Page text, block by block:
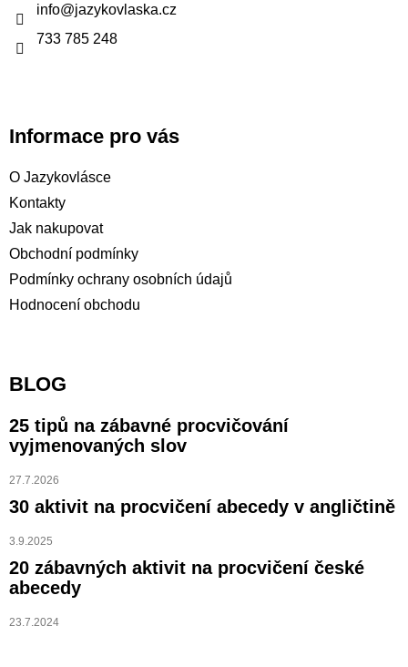
info@jazykovlaska.cz
733 785 248
Informace pro vás
O Jazykovlásce
Kontakty
Jak nakupovat
Obchodní podmínky
Podmínky ochrany osobních údajů
Hodnocení obchodu
BLOG
25 tipů na zábavné procvičování
vyjmenovaných slov
27.7.2026
30 aktivit na procvičení abecedy v angličtině
3.9.2025
20 zábavných aktivit na procvičení české
abecedy
23.7.2024